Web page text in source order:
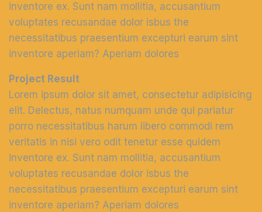
inventore ex. Sunt nam mollitia, accusantium
voluptates recusandae dolor isbus the
necessitatibus praesentium excepturi earum sint
inventore aperiam? Aperiam dolores
Project Result
Lorem ipsum dolor sit amet, consectetur adipisicing
elit. Delectus, natus numquam unde qui pariatur
porro necessitatibus harum libero commodi rem
veritatis in nisi vero odit tenetur esse quidem
inventore ex. Sunt nam mollitia, accusantium
voluptates recusandae dolor isbus the
necessitatibus praesentium excepturi earum sint
inventore aperiam? Aperiam dolores